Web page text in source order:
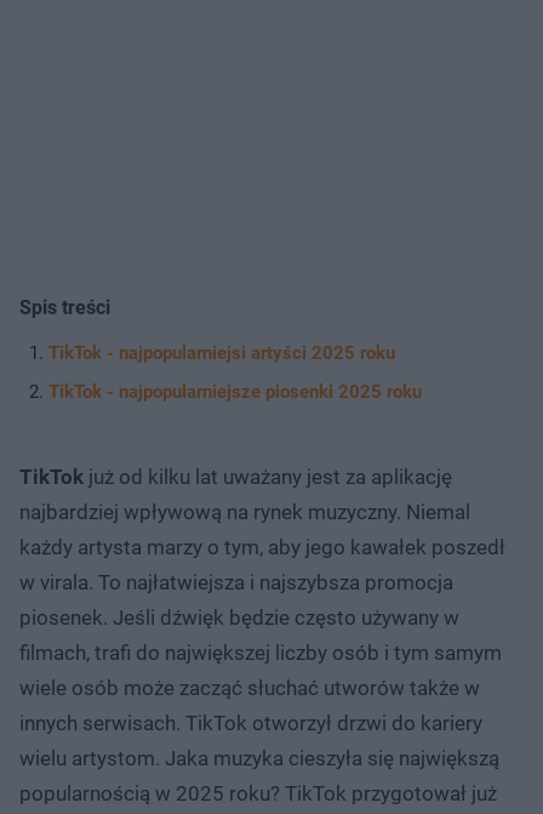
Spis treści
TikTok - najpopularniejsi artyści 2025 roku
TikTok - najpopularniejsze piosenki 2025 roku
TikTok już od kilku lat uważany jest za aplikację
najbardziej wpływową na rynek muzyczny. Niemal
każdy artysta marzy o tym, aby jego kawałek poszedł
w virala. To najłatwiejsza i najszybsza promocja
piosenek. Jeśli dźwięk będzie często używany w
filmach, trafi do największej liczby osób i tym samym
wiele osób może zacząć słuchać utworów także w
innych serwisach. TikTok otworzył drzwi do kariery
wielu artystom. Jaka muzyka cieszyła się największą
popularnością w 2025 roku? TikTok przygotował już